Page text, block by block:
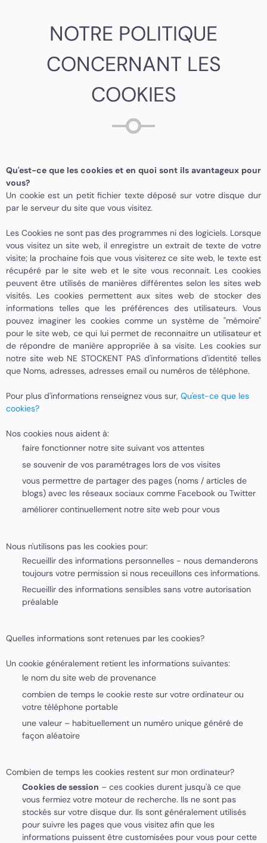
NOTRE POLITIQUE
CONCERNANT LES
COOKIES
Qu'est-ce que les cookies et en quoi sont ils avantageux pour
vous?
Un cookie est un petit fichier texte déposé sur votre disque dur
par le serveur du site que vous visitez.
Les Cookies ne sont pas des programmes ni des logiciels. Lorsque
vous visitez un site web, il enregistre un extrait de texte de votre
visite; la prochaine fois que vous visiterez ce site web, le texte est
récupéré par le site web et le site vous reconnait. Les cookies
peuvent être utilisés de manières différentes selon les sites web
visités. Les cookies permettent aux sites web de stocker des
informations telles que les préférences des utilisateurs. Vous
pouvez imaginer les cookies comme un système de "mémoire"
pour le site web, ce qui lui permet de reconnaitre un utilisateur et
de répondre de manière appropriée à sa visite. Les cookies sur
notre site web NE STOCKENT PAS d'informations d'identité telles
que Noms, adresses, adresses email ou numéros de téléphone.
Pour plus d'informations renseignez vous sur, Qu'est-ce que les
cookies?
Nos cookies nous aident à:
faire fonctionner notre site suivant vos attentes
se souvenir de vos paramétrages lors de vos visites
vous permettre de partager des pages (noms / articles de
blogs) avec les réseaux sociaux comme Facebook ou Twitter
améliorer continuellement notre site web pour vous
Nous n'utilisons pas les cookies pour:
Recueillir des informations personnelles - nous demanderons
toujours votre permission si nous receuillons ces informations.
Recueillir des informations sensibles sans votre autorisation
préalable
Quelles informations sont retenues par les cookies?
Un cookie généralement retient les informations suivantes:
le nom du site web de provenance
combien de temps le cookie reste sur votre ordinateur ou
votre téléphone portable
une valeur – habituellement un numéro unique généré de
façon aléatoire
Combien de temps les cookies restent sur mon ordinateur?
Cookies de session – ces cookies durent jusqu'à ce que
vous fermiez votre moteur de recherche. Ils ne sont pas
stockés sur votre disque dur. Ils sont généralement utilisés
pour suivre les pages que vous visitez afin que les
informations puissent être customisées pour vous pour cette